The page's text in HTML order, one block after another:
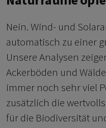
Nein. Wind- und
automatisch zu einer
Unsere Analysen
Ackerböden und
immer noch sehr viel
zusätzlich die
für die Biodiversität